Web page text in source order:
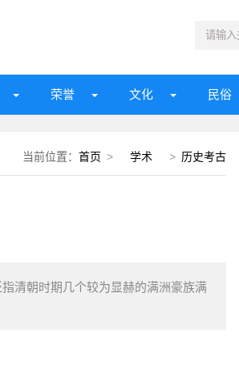
荣誉 文化 民俗
当前位置： 首页 > 学术 > 历史考古
指清朝时期几个较为显赫的满洲豪族满